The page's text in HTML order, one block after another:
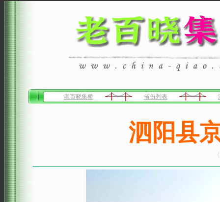
老百晓集桥 省份列表
泗阳县